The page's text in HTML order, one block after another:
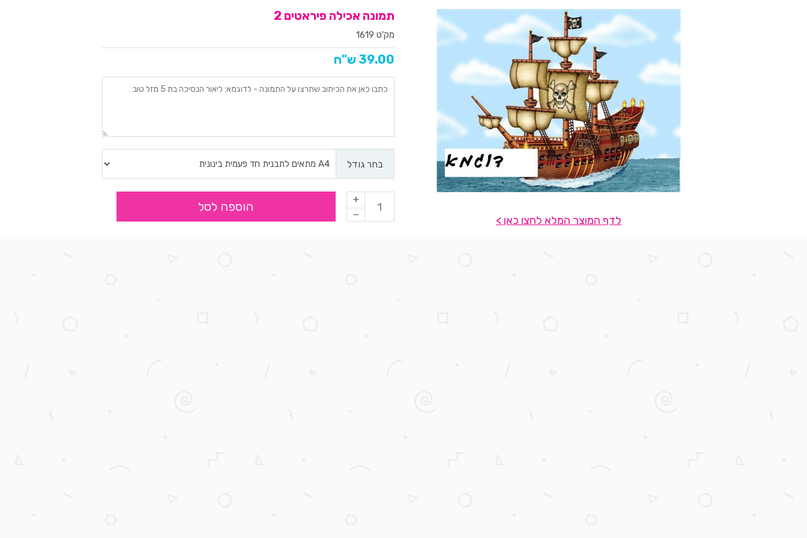
לדף המוצר המלא לחצו כאן >
תמונה אכילה פיראטים 2
מק'ט 1619
39.00 ש"ח
בחר גודל
הוספה לסל